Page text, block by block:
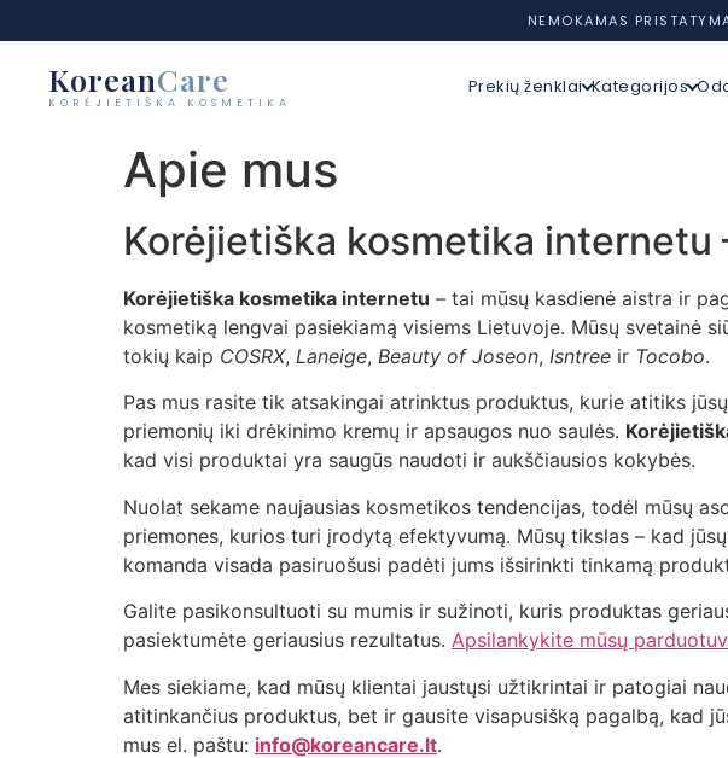
NEMOKAMAS
KoreanCare
KORĖJIETIŠKA KOSMETIKA
Prekių ženklai Kategorijos
Apie mus
Korėjietiška kosmetika internetu
Korėjietiška kosmetika internetu – tai mūsų kasdienė aistra ir
kosmetiką lengvai pasiekiamą visiems Lietuvoje. Mūsų svetainė
tokių kaip COSRX, Laneige, Beauty of Joseon, Isntree ir Tocobo.
Pas mus rasite tik atsakingai atrinktus produktus, kurie atitiks
priemonių iki drėkinimo kremų ir apsaugos nuo saulės.
kad visi produktai yra saugūs naudoti ir aukščiausios kokybės.
Nuolat sekame naujausias kosmetikos tendencijas, todėl mūsų
priemones, kurios turi įrodytą efektyvumą. Mūsų tikslas – kad
komanda visada pasiruošusi padėti jums išsirinkti tinkamą
Galite pasikonsultuoti su mumis ir sužinoti, kuris produktas
pasiektumėte geriausius rezultatus. Apsilankykite mūsų
Mes siekiame, kad mūsų klientai jaustųsi užtikrintai ir patogiai
atitinkančius produktus, bet ir gausite visapusišką pagalbą, kad
mus el. paštu: info@koreancare.lt.